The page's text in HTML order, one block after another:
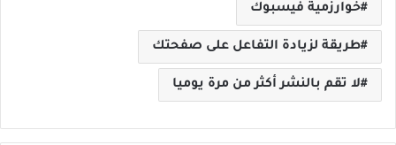
خوارزمية فيسبوك
طريقة لزيادة التفاعل على صفحتك
لا تقم بالنشر أكثر من مرة يوميا